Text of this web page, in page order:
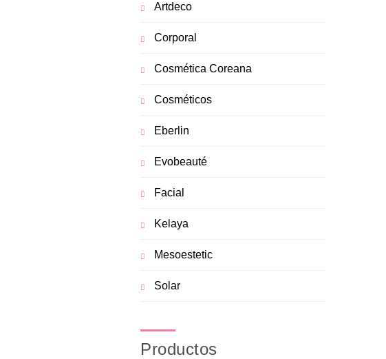
Artdeco
Corporal
Cosmética Coreana
Cosméticos
Eberlin
Evobeauté
Facial
Kelaya
Mesoestetic
Solar
Productos